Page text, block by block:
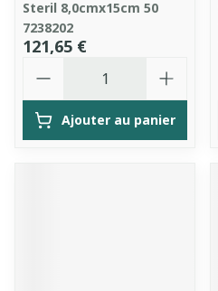
Steril 8,0cmx15cm 50
7238202
121,65 €
Ajouter au panier